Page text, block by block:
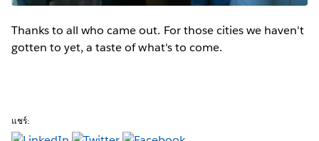
Thanks to all who came out. For those cities we haven't
gotten to yet, a taste of what's to come.
แชร์: